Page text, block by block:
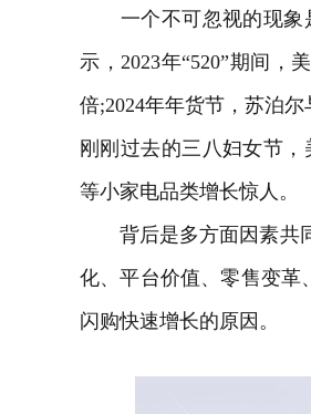
一个不可忽视的现象是
示，2023年“520”期间，
倍;2024年年货节，苏泊
刚刚过去的三八妇女节
等小家电品类增长惊人。
背后是多方面因素共同
化、平台价值、零售变革
闪购快速增长的原因。